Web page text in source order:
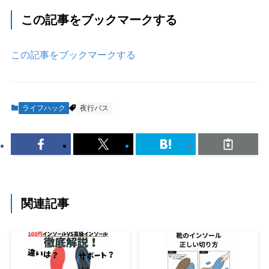
この記事をブックマークする
この記事をブックマークする
ライフハック 夜行バス
関連記事